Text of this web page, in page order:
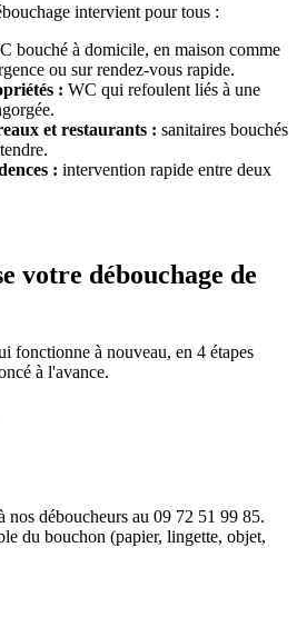
intervient pour tous :
bouché à domicile, en maison comme
ou sur rendez-vous rapide.
: WC qui refoulent liés à une
et restaurants : sanitaires bouchés
: intervention rapide entre deux
votre débouchage de
fonctionne à nouveau, en 4 étapes
à l'avance.
nos déboucheurs au 09 72 51 99 85.
du bouchon (papier, lingette, objet,